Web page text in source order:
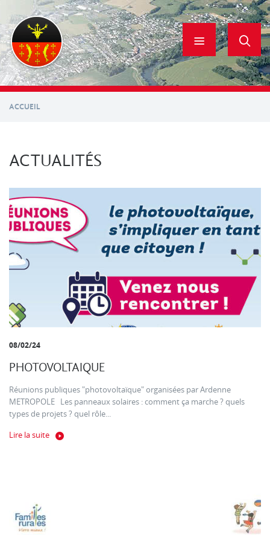
contenu
principal
ACCUEIL
ACTUALITÉS
08/02/24
PHOTOVOLTAIQUE
Réunions publiques "photovoltaïque" organisées par Ardenne
METROPOLE Les panneaux solaires : comment ça marche ? quels
types de projets ? quel rôle...
Lire la suite